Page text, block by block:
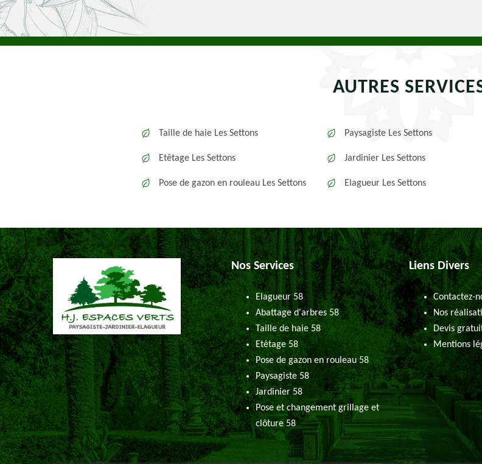
AUTRES
Taille de haie Les Settons
Etêtage Les Settons
Pose de gazon en rouleau Les Settons
Paysagiste Les Settons
Jardinier Les Settons
Elagueur Les Settons
Nos Services
Elagueur 58
Abattage d'arbres 58
Taille de haie 58
Etêtage 58
Pose de gazon en rouleau 58
Paysagiste 58
Jardinier 58
Pose et changement grillage et
clôture 58
Liens Divers
Contactez-
Nos
Devis
Mentions